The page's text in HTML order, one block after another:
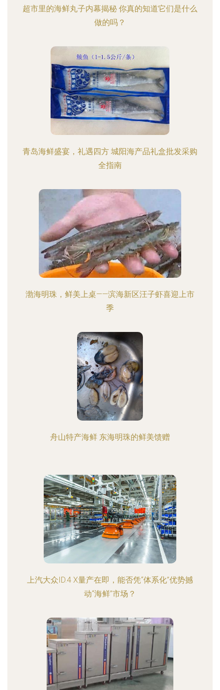
超市里的海鲜丸子内幕揭秘 你真的知道它们是什么
做的吗？
青岛海鲜盛宴，礼遇四方 城阳海产品礼盒批发采购
全指南
渤海明珠，鲜美上桌——滨海新区汪子虾喜迎上市
季
舟山特产海鲜 东海明珠的鲜美馈赠
上汽大众ID.4 X量产在即，能否凭“体系化”优势撼
动“海鲜”市场？